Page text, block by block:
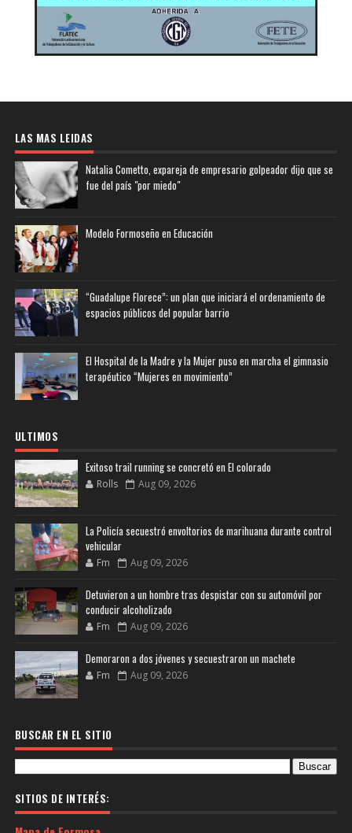
LAS MAS LEIDAS
Natalia Cometto, expareja de empresario golpeador dijo que se
fue del país "por miedo"
Modelo Formoseño en Educación
“Guadalupe Florece”: un plan que iniciará el ordenamiento de
espacios públicos del popular barrio
El Hospital de la Madre y la Mujer puso en marcha el gimnasio
terapéutico “Mujeres en movimiento”
ULTIMOS
Exitoso trail running se concretó en El colorado
Rolls Aug 09, 2026
La Policía secuestró envoltorios de marihuana durante control
vehicular
Fm Aug 09, 2026
Detuvieron a un hombre tras despistar con su automóvil por
conducir alcoholizado
Fm Aug 09, 2026
Demoraron a dos jóvenes y secuestraron un machete
Fm Aug 09, 2026
BUSCAR EN EL SITIO
SITIOS DE INTERÉS: